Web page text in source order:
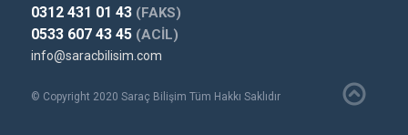
0312 431 01 43 (FAKS)
0533 607 43 45 (ACİL)
info@saracbilisim.com
© Copyright 2020 Saraç Bilişim Tüm Hakkı Saklıdır